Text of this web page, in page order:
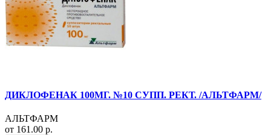
ДИКЛОФЕНАК 100МГ. №10 СУПП. РЕКТ. /АЛЬТФАРМ/
АЛЬТФАРМ
от 161.00 р.